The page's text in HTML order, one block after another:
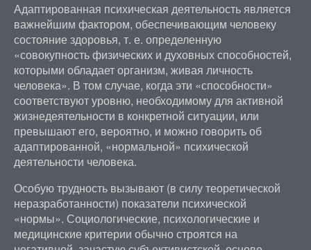
Адаптированная психическая деятельность является
важнейшим фактором, обеспечивающим человеку
состояние здоровья, т. е. определенную
«совокупность физических и духовных способностей,
которыми обладает организм, живая личность
человека». В том случае, когда эти «способности»
соответствуют уровню, необходимому для активной
жизнедеятельности в конкретной ситуации, или
превышают его, вероятно, и можно говорить об
адаптированной, «нормальной» психической
деятельности человека.
Особую трудность вызывают (в силу теоретической
неразработанности) показатели психической
«нормы». Социологические, психологические и
медицинские критерии обычно строятся на